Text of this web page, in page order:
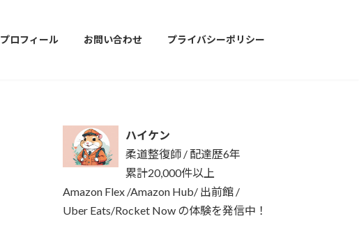
プロフィール お問い合わせ プライバシーポリシー
ハイケン
柔道整復師 / 配達歴6年
累計20,000件以上
Amazon Flex /Amazon Hub/ 出前館 /
Uber Eats/Rocket Now の体験を発信中！